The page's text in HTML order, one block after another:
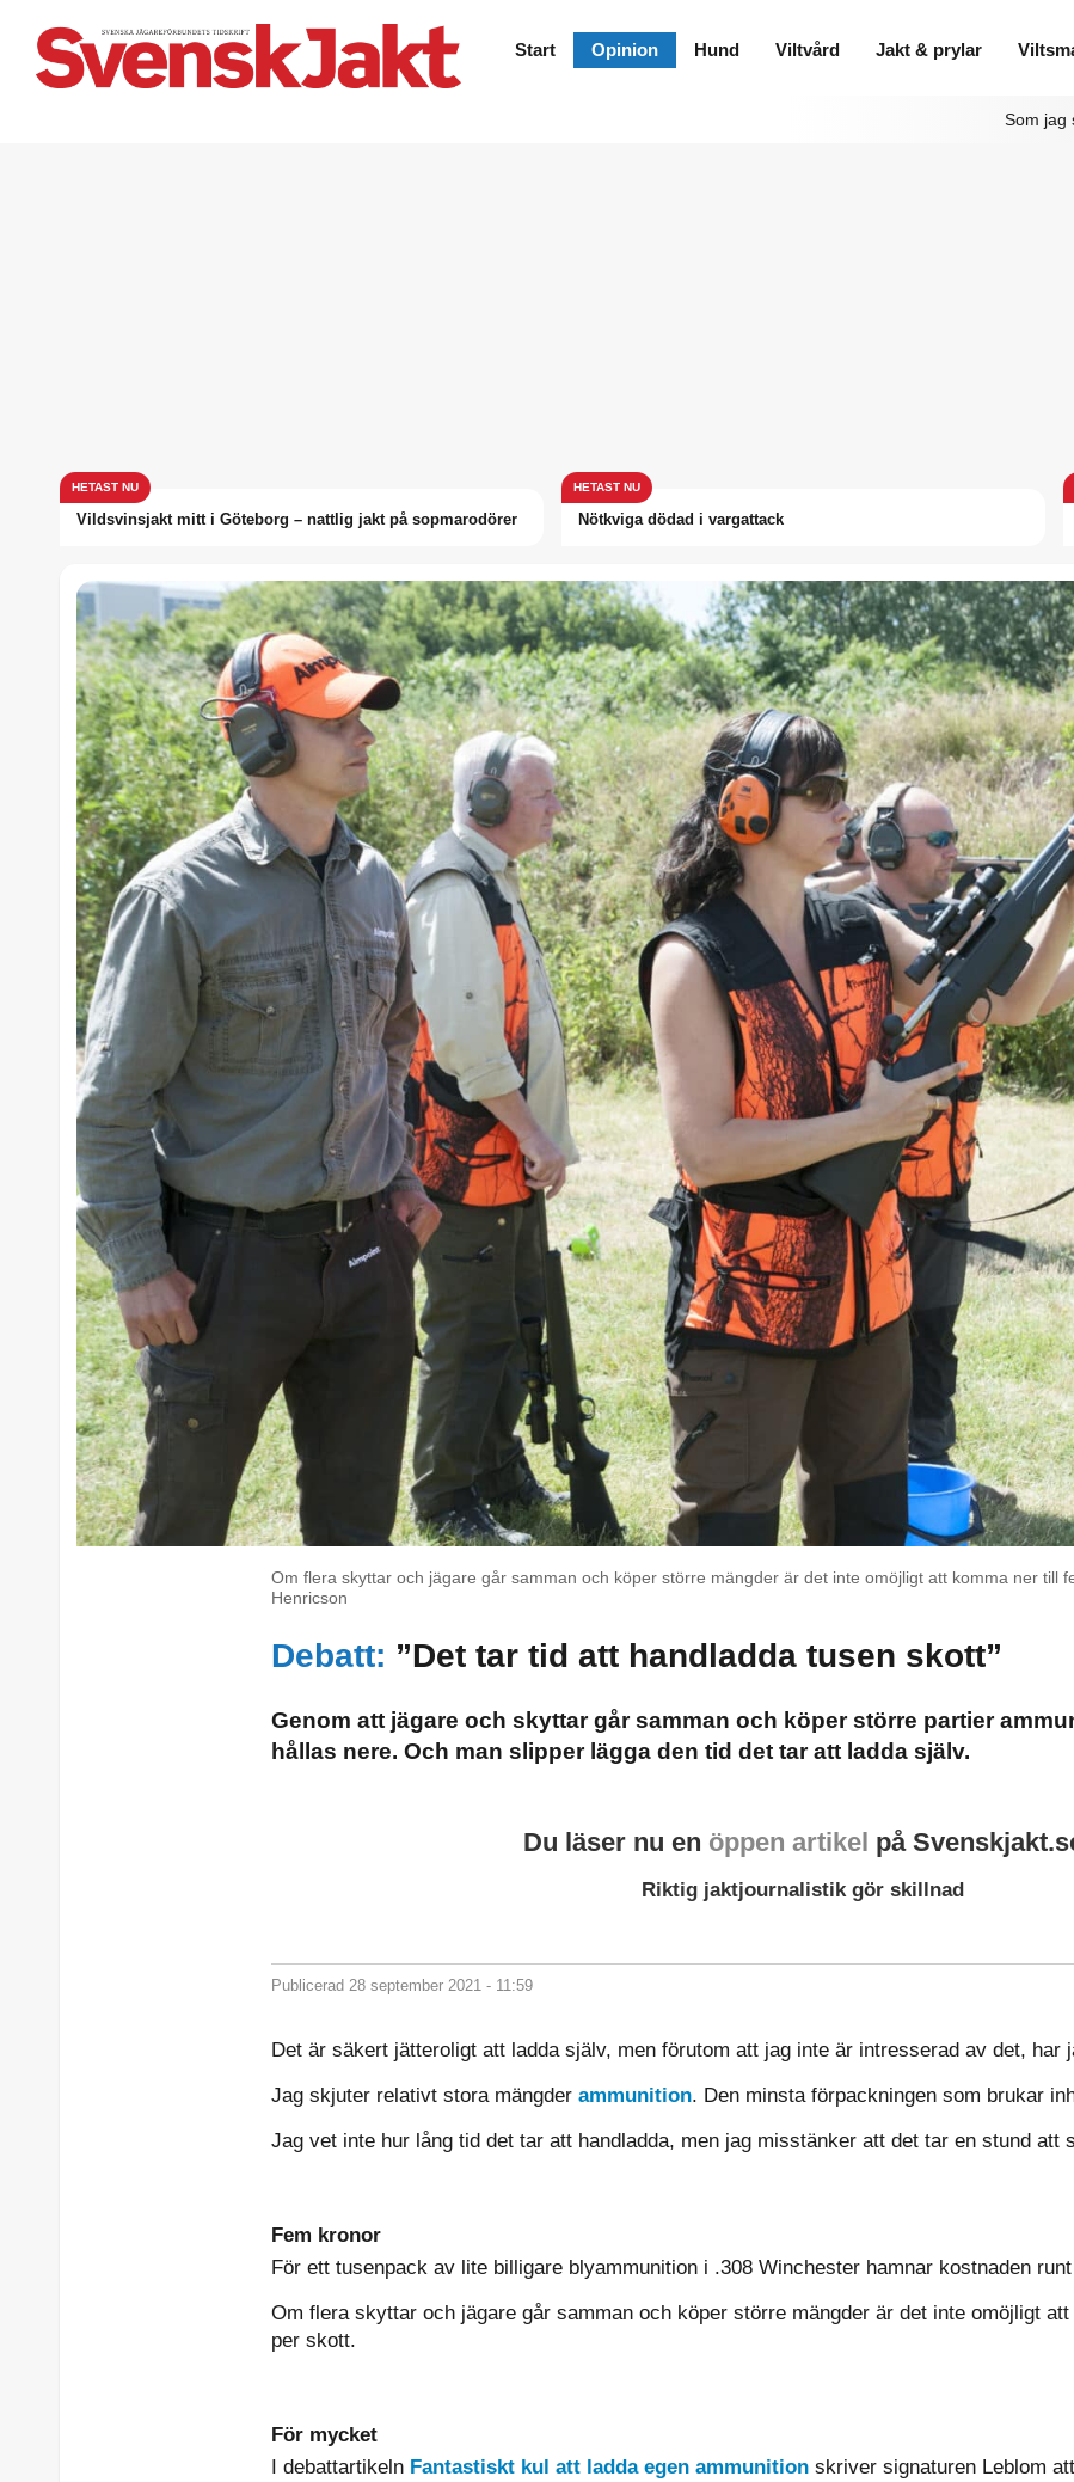
Start Opinion
Som jag
Hund Viltvård Jakt & prylar
Vildsvinsjakt mitt i Göteborg – nattlig jakt på sopmarodörer Nötkviga dödad i vargattack
Om flera skyttar och jägare går samman och köper större mängder är det inte omöjligt att komma ner till
Henricson
Debatt: ”Det tar tid att handladda tusen skott”
Genom att jägare och skyttar går samman och köper större partier
hållas nere. Och man slipper lägga den tid det tar att ladda själv.
Du läser nu en öppen artikel på
Riktig jaktjournalistik gör skillnad
Publicerad 28 september 2021 - 11:59
Det är säkert jätteroligt att ladda själv, men förutom att jag inte är intresserad av det, har
Jag skjuter relativt stora mängder ammunition. Den minsta förpackningen som brukar
Jag vet inte hur lång tid det tar att handladda, men jag misstänker att det tar en stund att
Fem kronor
För ett tusenpack av lite billigare blyammunition i .308 Winchester hamnar kostnaden
Om flera skyttar och jägare går samman och köper större mängder är det inte omöjligt
per skott.
För mycket
I debattartikeln Fantastiskt kul att ladda egen ammunition skriver signaturen Leblom